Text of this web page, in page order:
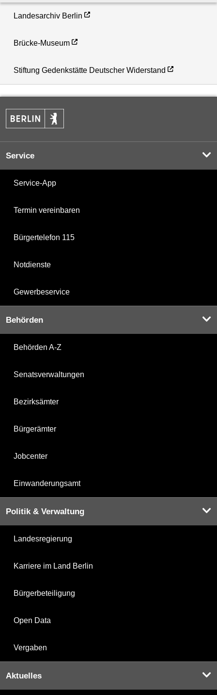
Landesarchiv Berlin
Brücke-Museum
Stiftung Gedenkstätte Deutscher Widerstand
Service
Service-App
Termin vereinbaren
Bürgertelefon 115
Notdienste
Gewerbeservice
Behörden
Behörden A-Z
Senatsverwaltungen
Bezirksämter
Bürgerämter
Jobcenter
Einwanderungsamt
Politik & Verwaltung
Landesregierung
Karriere im Land Berlin
Bürgerbeteiligung
Open Data
Vergaben
Aktuelles